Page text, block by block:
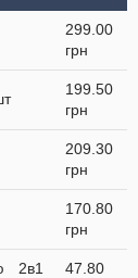
299.00
грн
199.50
грн
209.30
грн
170.80
грн
2в1
47.80